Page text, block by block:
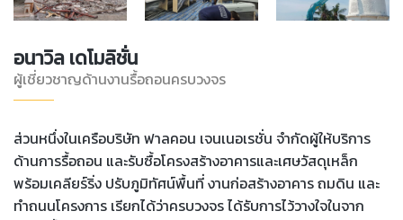
อนาวิล เดโมลิชั่น
ผู้เชี่ยวชาญด้านงานรื้อถอนครบวงจร
ส่วนหนึ่งในเครือบริษัท ฟาลคอน เจนเนอเรชั่น จำกัดผู้ให้บริการ
ด้านการรื้อถอน และรับซื้อโครงสร้างอาคารและเศษวัสดุเหล็ก
พร้อมเคลียร์ริ่ง ปรับภูมิทัศน์พื้นที่ งานก่อสร้างอาคาร ถมดิน และ
ทำถนนโครงการ เรียกได้ว่าครบวงจร ได้รับการไว้วางใจในจาก